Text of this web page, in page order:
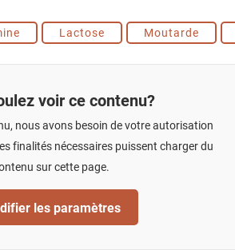
Lactose Moutarde
voir ce contenu?
nous avons besoin de votre autorisation
finalités nécessaires puissent charger du
sur cette page.
les paramètres